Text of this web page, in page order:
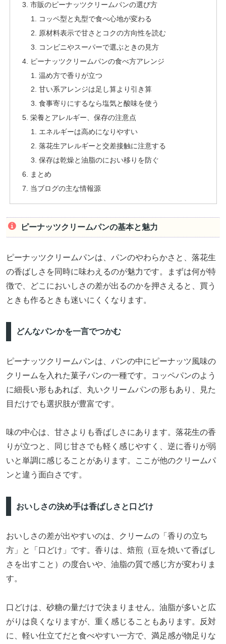
市販のピーナッツクリームパンの選び方
コッペ型と丸型で食べ心地が変わる
原材料表示で甘さとコクの方向性を読む
コンビニやスーパーで選ぶときの見方
ピーナッツクリームパンの食べ方アレンジ
温め方で香りが立つ
甘い系アレンジは足し算より引き算
食事寄りにするなら塩気と酸味を使う
栄養とアレルギー、保存の注意点
エネルギーは高めになりやすい
落花生アレルギーと交差接触に注意する
保存は乾燥と油脂のにおい移りを防ぐ
まとめ
当ブログの主な情報源
ピーナッツクリームパンの基本と魅力
ピーナッツクリームパンは、パンのやわらかさと、落花生
の香ばしさを同時に味わえるのが魅力です。まずは何が特
徴で、どこにおいしさの差が出るのかを押さえると、買う
ときも作るときも迷いにくくなります。
どんなパンかを一言でつかむ
ピーナッツクリームパンは、パンの中にピーナッツ風味の
クリームを入れた菓子パンの一種です。コッペパンのよう
に細長い形もあれば、丸いクリームパンの形もあり、見た
目だけでも選択肢が豊富です。
味の中心は、甘さよりも香ばしさにあります。落花生の香
りが立つと、同じ甘さでも軽く感じやすく、逆に香りが弱
いと単調に感じることがあります。ここが他のクリームパ
ンと違う面白さです。
おいしさの決め手は香ばしさと口どけ
おいしさの差が出やすいのは、クリームの「香りの立ち
方」と「口どけ」です。香りは、焙煎（豆を焼いて香ばし
さを出すこと）の度合いや、油脂の質で感じ方が変わりま
す。
口どけは、砂糖の量だけで決まりません。油脂が多いと広
がりは良くなりますが、重く感じることもあります。反対
に、軽い仕立てだと食べやすい一方で、満足感が物足りな